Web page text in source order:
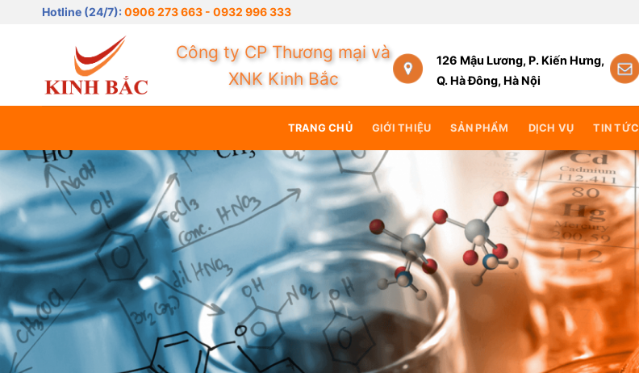
Hotline (24/7):0906 273 663 - 0932 996 333
Công ty CP Thương mại và
XNK Kinh Bắc
126 Mậu Lương, P. Kiến Hưng,
Q. Hà Đông, Hà Nội
TRANG CHỦ GIỚI THIỆU SẢN PHẨM DỊCH VỤ TIN TỨC